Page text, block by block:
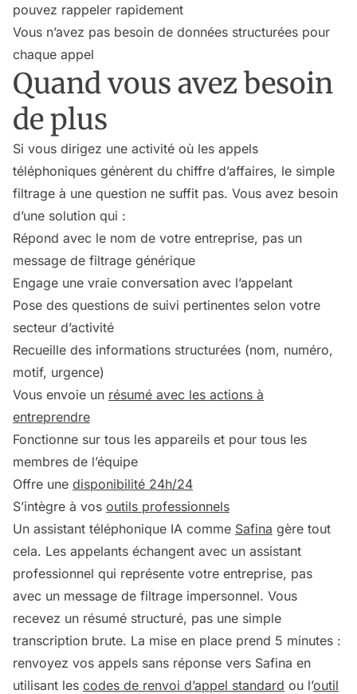
pouvez rappeler rapidement
Vous n’avez pas besoin de données structurées pour
chaque appel
Quand vous avez besoin
de plus
Si vous dirigez une activité où les appels
téléphoniques génèrent du chiffre d’affaires, le simple
filtrage à une question ne suffit pas. Vous avez besoin
d’une solution qui :
Répond avec le nom de votre entreprise, pas un
message de filtrage générique
Engage une vraie conversation avec l’appelant
Pose des questions de suivi pertinentes selon votre
secteur d’activité
Recueille des informations structurées (nom, numéro,
motif, urgence)
Vous envoie un résumé avec les actions à
entreprendre
Fonctionne sur tous les appareils et pour tous les
membres de l’équipe
Offre une disponibilité 24h/24
S’intègre à vos outils professionnels
Un assistant téléphonique IA comme Safina gère tout
cela. Les appelants échangent avec un assistant
professionnel qui représente votre entreprise, pas
avec un message de filtrage impersonnel. Vous
recevez un résumé structuré, pas une simple
transcription brute. La mise en place prend 5 minutes :
renvoyez vos appels sans réponse vers Safina en
utilisant les codes de renvoi d’appel standard ou l’outil